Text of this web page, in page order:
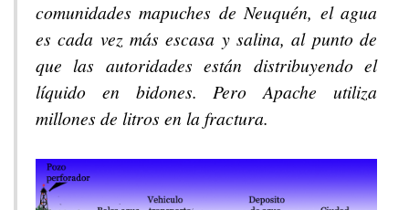
comunidades mapuches de Neuquén, el agua
es cada vez más escasa y salina, al punto de
que las autoridades están distribuyendo el
líquido en bidones. Pero Apache utiliza
millones de litros en la fractura.